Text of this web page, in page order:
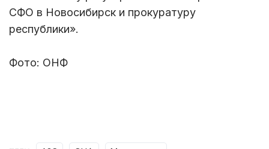
СФО в Новосибирск и прокуратуру
республики».
Фото: ОНФ